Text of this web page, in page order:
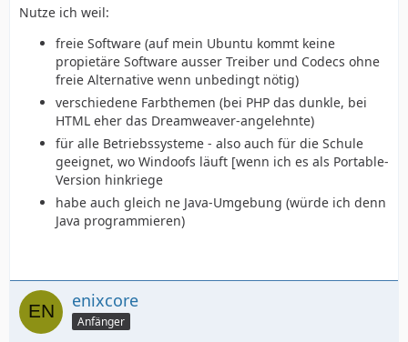
Nutze ich weil:
freie Software (auf mein Ubuntu kommt keine
propietäre Software ausser Treiber und Codecs ohne
freie Alternative wenn unbedingt nötig)
verschiedene Farbthemen (bei PHP das dunkle, bei
HTML eher das Dreamweaver-angelehnte)
für alle Betriebssysteme - also auch für die Schule
geeignet, wo Windoofs läuft [wenn ich es als Portable-
Version hinkriege
habe auch gleich ne Java-Umgebung (würde ich denn
Java programmieren)
enixcore
Anfänger